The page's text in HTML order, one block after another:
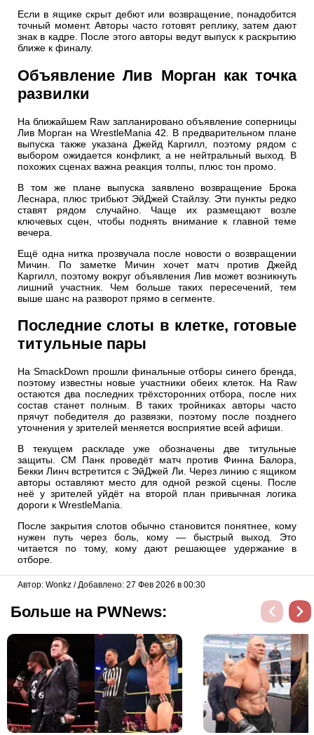
Если в ящике скрыт дебют или возвращение, понадобится
точный момент. Авторы часто готовят реплику, затем дают
знак в кадре. После этого авторы ведут выпуск к раскрытию
ближе к финалу.
Объявление Лив Морган как точка
развилки
На ближайшем Raw запланировано объявление соперницы
Лив Морган на WrestleMania 42. В предварительном плане
выпуска также указана Джейд Каргилл, поэтому рядом с
выбором ожидается конфликт, а не нейтральный выход. В
похожих сценах важна реакция толпы, плюс тон промо.
В том же плане выпуска заявлено возвращение Брока
Леснара, плюс трибьют ЭйДжей Стайлзу. Эти пункты редко
ставят рядом случайно. Чаще их размещают возле
ключевых сцен, чтобы поднять внимание к главной теме
вечера.
Ещё одна нитка прозвучала после новости о возвращении
Мичин. По заметке Мичин хочет матч против Джейд
Каргилл, поэтому вокруг объявления Лив может возникнуть
лишний участник. Чем больше таких пересечений, тем
выше шанс на разворот прямо в сегменте.
Последние слоты в клетке, готовые
титульные пары
На SmackDown прошли финальные отборы синего бренда,
поэтому известны новые участники обеих клеток. На Raw
остаются два последних трёхсторонних отбора, после них
состав станет полным. В таких тройниках авторы часто
прячут победителя до развязки, поэтому после позднего
уточнения у зрителей меняется восприятие всей афиши.
В текущем раскладе уже обозначены две титульные
защиты. СМ Панк проведёт матч против Финна Балора,
Бекки Линч встретится с ЭйДжей Ли. Через линию с ящиком
авторы оставляют место для одной резкой сцены. После
неё у зрителей уйдёт на второй план привычная логика
дороги к WrestleMania.
После закрытия слотов обычно становится понятнее, кому
нужен путь через боль, кому — быстрый выход. Это
читается по тому, кому дают решающее удержание в
отборе.
Автор: Wonkz / Добавлено: 27 Фев 2026 в 00:30
Больше на PWNews: